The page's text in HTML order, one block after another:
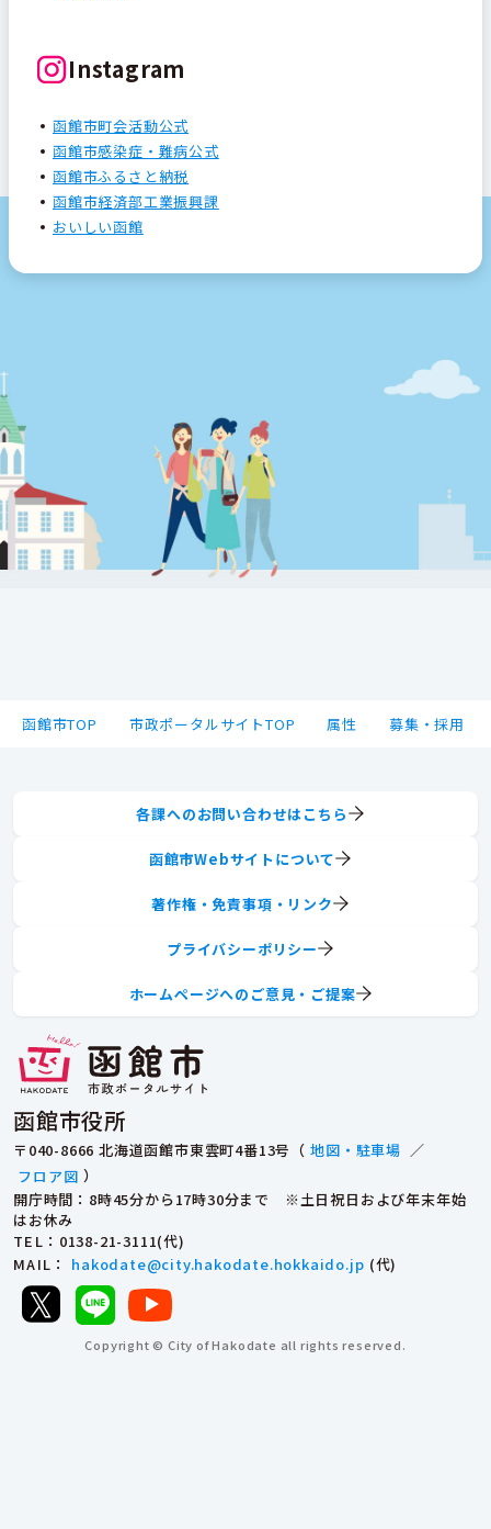
Instagram
函館市町会活動公式
函館市感染症・難病公式
函館市ふるさと納税
函館市経済部工業振興課
おいしい函館
函館市TOP 市政ポータルサイトTOP 属性 募集・採用
函館市役所
〒040-8666 北海道函館市東雲町4番13号（ 地図・駐車場 ／
フロア図 ）
開庁時間：8時45分から17時30分まで ※土日祝日および年末年始
はお休み
TEL ：0138-21-3111(代)
MAIL ： hakodate@city.hakodate.hokkaido.jp (代)
各課へのお問い合わせはこちら
函館市Webサイトについて
著作権・免責事項・リンク
プライバシーポリシー
ホームページへのご意見・ご提案
Copyright © City of Hakodate all rights reserved.